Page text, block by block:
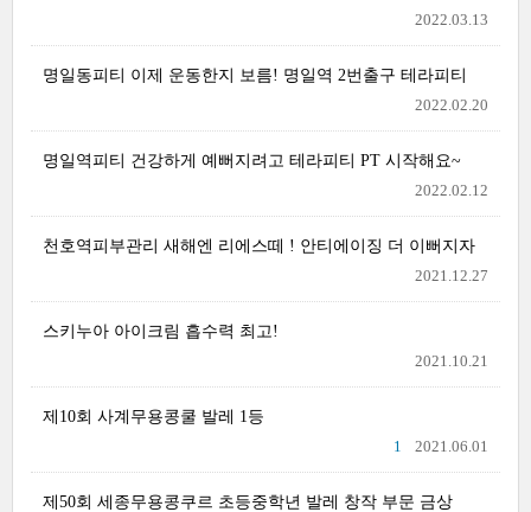
2022.03.13
명일동피티 이제 운동한지 보름! 명일역 2번출구 테라피티
2022.02.20
명일역피티 건강하게 예뻐지려고 테라피티 PT 시작해요~
2022.02.12
천호역피부관리 새해엔 리에스떼 ! 안티에이징 더 이뻐지자
2021.12.27
스키누아 아이크림 흡수력 최고!
2021.10.21
제10회 사계무용콩쿨 발레 1등
2021.06.01
1
제50회 세종무용콩쿠르 초등중학년 발레 창작 부문 금상